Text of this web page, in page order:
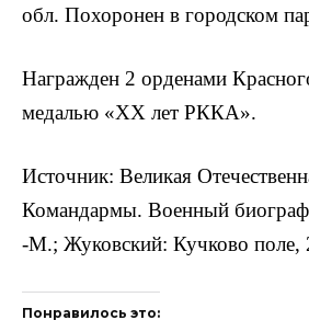
обл. Похоронен в городском
Награжден 2 орденами
медалью «XX лет РККА».
Источник: Великая
Командармы. Военный
-М.; Жуковский: Кучково поле,
Понравилось это: